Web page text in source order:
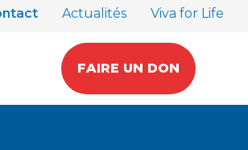
FAIRE UN DON
Actualités Viva for Life